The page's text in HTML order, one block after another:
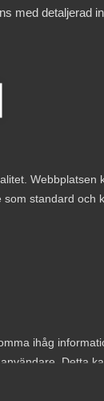
med detaljerad
Webbplatsen
standard och
ihåg
Detta
idag.
hemservice,
några långa
är alltid
till
det sig
Det är fel och
är långvarigt
de reformer
i Skåne
arbeten